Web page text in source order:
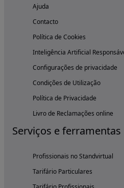
Ajuda
Contacto
Política de Cookies
Inteligência Artificial
Configurações de privacidade
Condições de Utilização
Política de Privacidade
Livro de Reclamações online
Serviços e ferramentas
Profissionais no Standvirtual
Tarifário Particulares